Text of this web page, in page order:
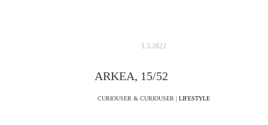
1.5.2022
ARKEA, 15/52
CURIOUSER & CURIOUSER | LIFESTYLE